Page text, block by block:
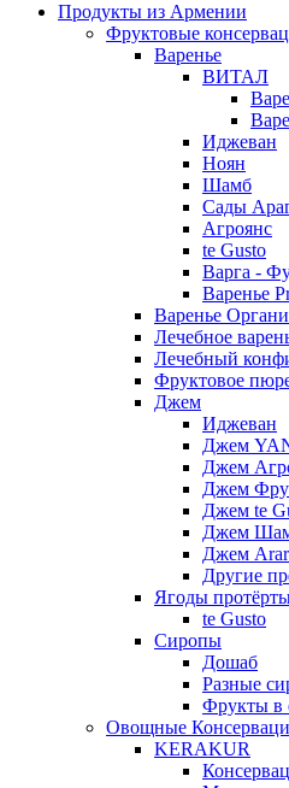
Продукты из Армении
Фруктовые
Варенье
ВИТАЛ
Иджеван
Ноян
Шамб
Сады
Агроянс
te Gusto
Варга -
Варенье
Варенье
Лечебное
Лечебный
Фруктовое
Джем
Иджеван
Джем
Джем
Джем
Джем te
Джем
Джем
Другие
Ягоды
te Gusto
Сиропы
Дошаб
Разные
Фрукты в
Овощные
KERAKUR